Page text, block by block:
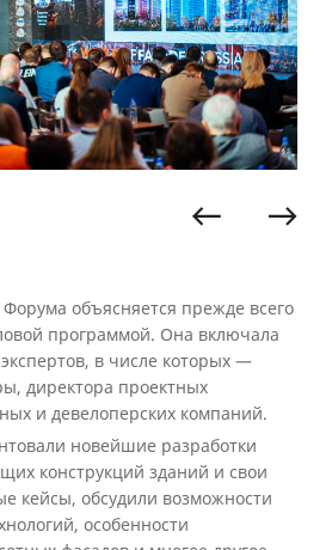
объясняется прежде всего
программой. Она включала
в числе которых —
директора проектных
и девелоперских компаний.
новейшие разработки
конструкций зданий и свои
кейсы, обсудили возможности
особенности